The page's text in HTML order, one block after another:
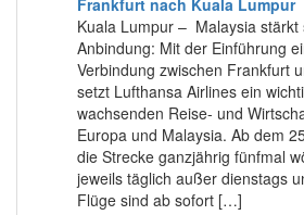
Kuala Lumpur – Malaysia
Anbindung: Mit der Einführung
Verbindung zwischen Frankfurt
setzt Lufthansa Airlines ein
wachsenden Reise- und
Europa und Malaysia. Ab dem
die Strecke ganzjährig fünfmal
jeweils täglich außer dienstags
Flüge sind ab sofort […]